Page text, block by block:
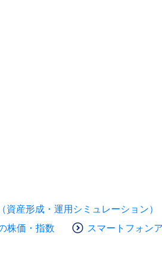
資産形成・運用シミュレーション）
株価・指数 スマートフォン